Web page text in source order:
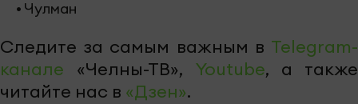
• Чулман
Следите за самым важным в Telegram-
канале «Челны-ТВ», Youtube, а также
читайте нас в «Дзен».